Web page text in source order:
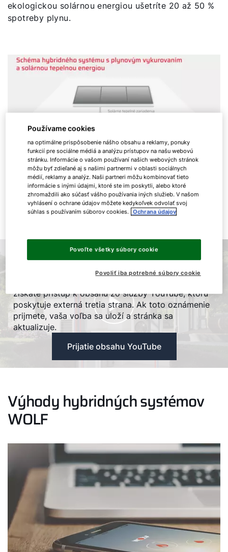
ekologickou solárnou energiou ušetríte 20 až 50 %
spotreby plynu.
YouTube-Cookies
Ak chcete prehrať toto video, prijmite prosím
získate prístup k obsahu zo služby YouTube, ktorú
poskytuje externá tretia strana. Ak toto oznámenie
prijmete, vaša voľba sa uloží a stránka sa
aktualizuje.
Prijatie obsahu YouTube
Výhody hybridných systémov
WOLF
Používame cookies
na optimálne prispôsobenie nášho obsahu a reklamy, ponuky
funkcií pre sociálne médiá a analýzu prístupov na našu webovú
stránku. Informácie o vašom používaní našich webových stránok
môžu byť zdieľané aj s našimi partnermi v oblasti sociálnych
médií, reklamy a analýz. Naši partneri môžu kombinovať tieto
informácie s inými údajmi, ktoré ste im poskytli, alebo ktoré
zhromaždili ako súčasť vášho používania iných služieb. V našom
vyhlásení o ochrane údajov môžete kedykoľvek odvolať svoj
súhlas s používaním súborov cookies. Ochrana údajov
Povoliť iba potrebné súbory cookie
Povoľte všetky súbory cookie